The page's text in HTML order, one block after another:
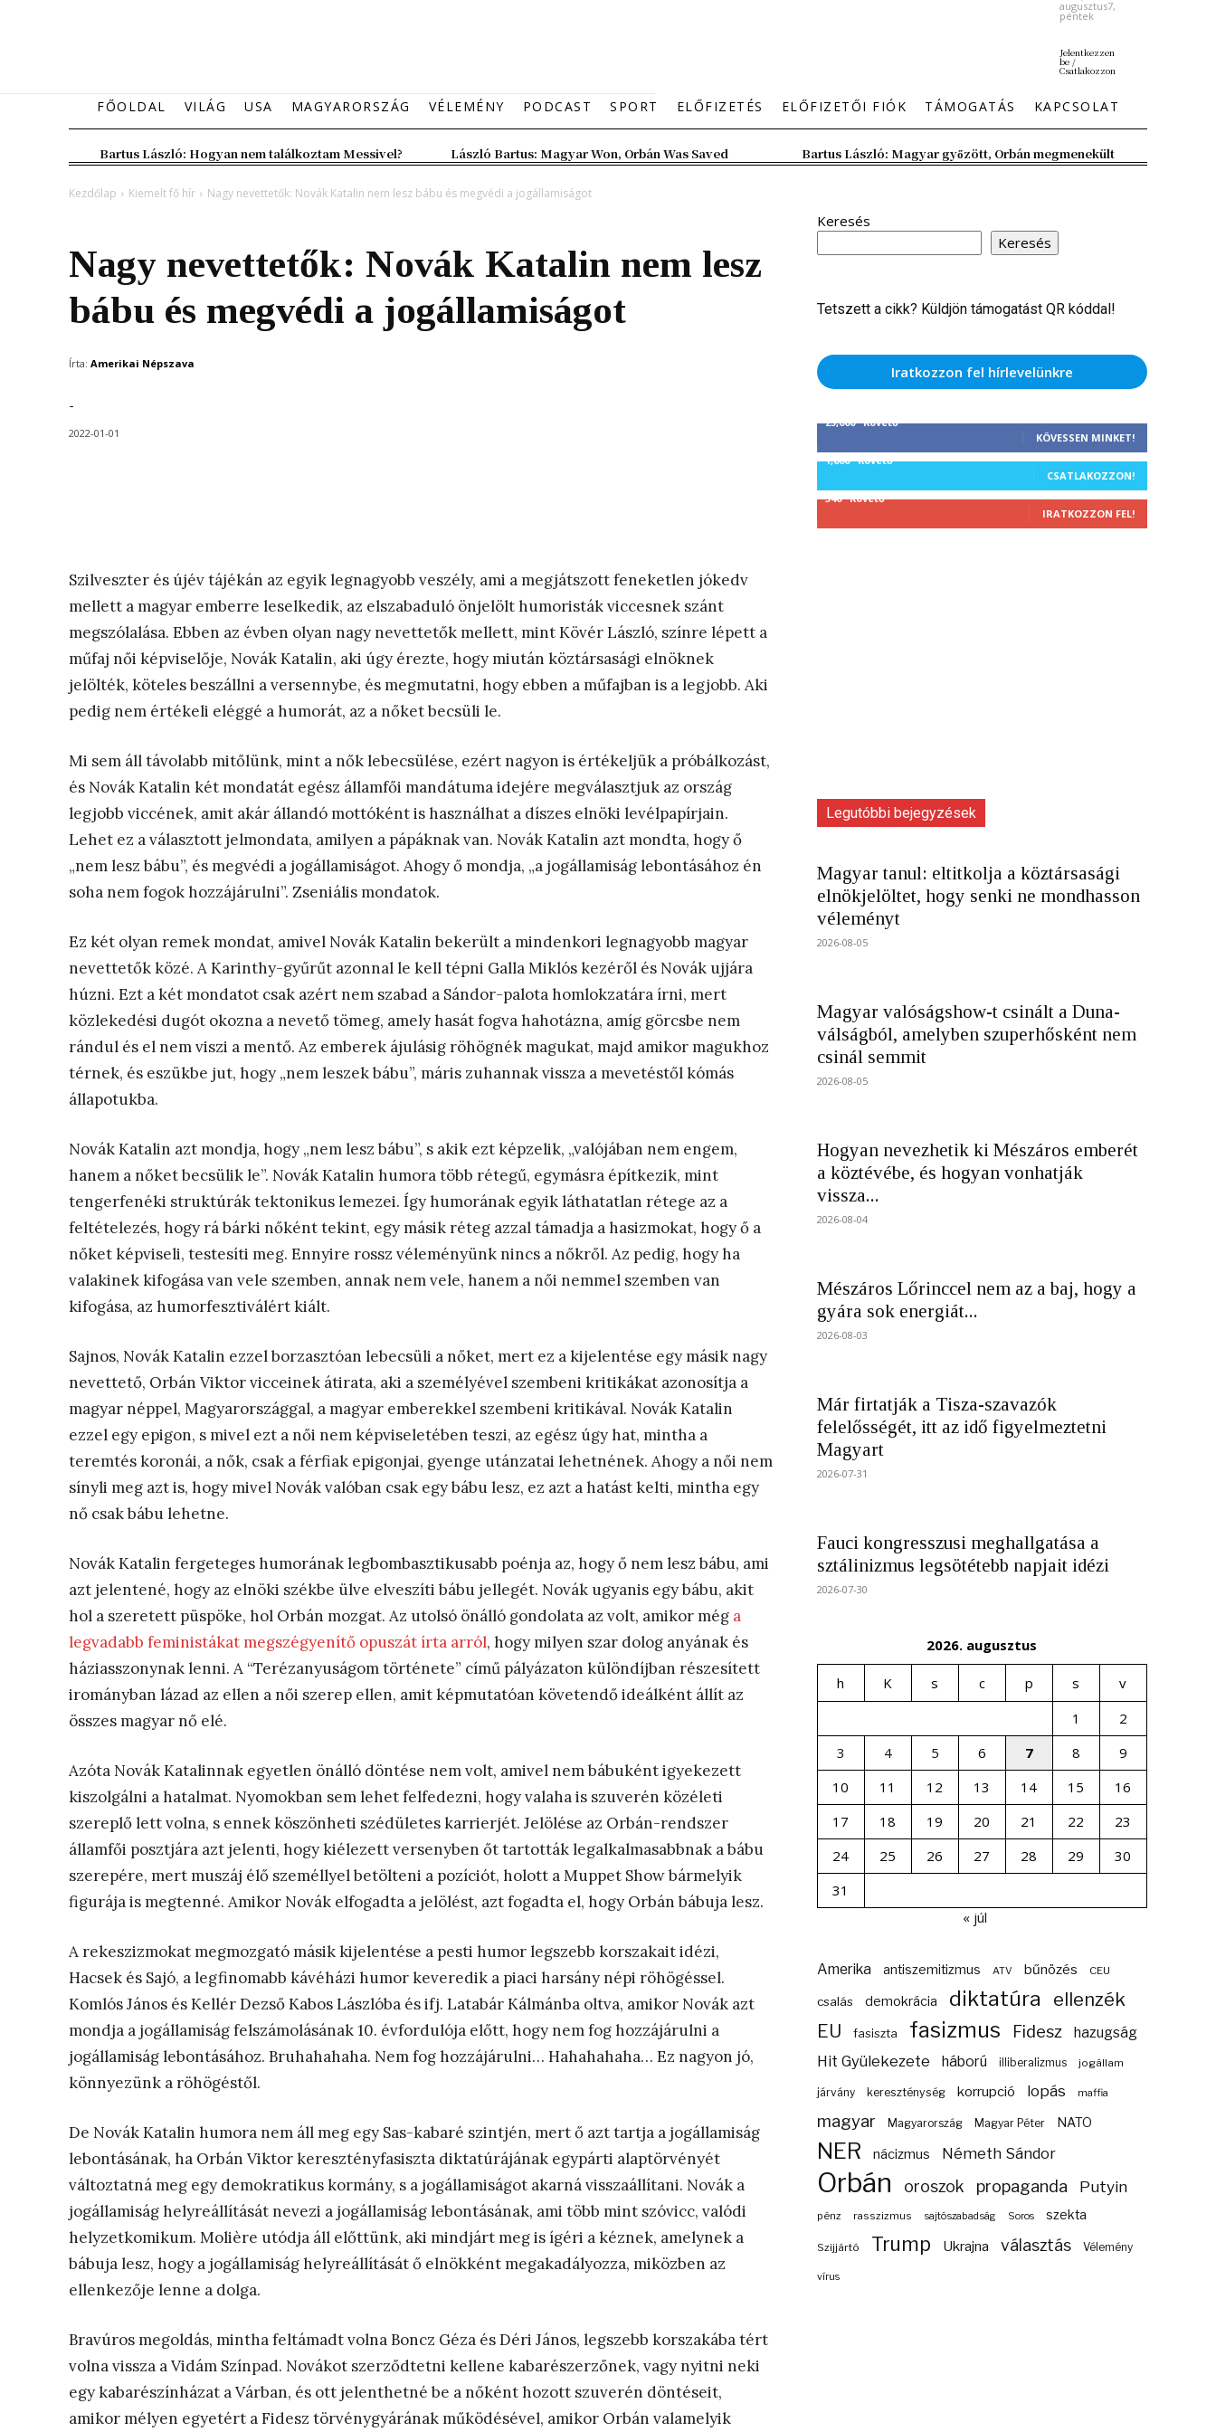
augusztus7,
péntek
Jelentkezzen
be /
Csatlakozzon
FŐOLDAL VILÁG USA MAGYARORSZÁG VÉLEMÉNY PODCAST SPORT ELŐFIZETÉS ELŐFIZETŐI FIÓK TÁMOGATÁS KAPCSOLAT
Bartus László: Hogyan nem találkoztam Messivel? László Bartus: Magyar Won, Orbán Was Saved Bartus László: Magyar győzött, Orbán megmenekült
Kezdőlap Kiemelt fő hír Nagy nevettetők: Novák Katalin nem lesz bábu és megvédi a jogállamiságot
Nagy nevettetők: Novák Katalin nem lesz
bábu és megvédi a jogállamiságot
Írta: Amerikai Népszava
-
2022-01-01
Szilveszter és újév tájékán az egyik legnagyobb veszély, ami a megjátszott feneketlen jókedv
mellett a magyar emberre leselkedik, az elszabaduló önjelölt humoristák viccesnek szánt
megszólalása. Ebben az évben olyan nagy nevettetők mellett, mint Kövér László, színre lépett a
műfaj női képviselője, Novák Katalin, aki úgy érezte, hogy miután köztársasági elnöknek
jelölték, köteles beszállni a versennybe, és megmutatni, hogy ebben a műfajban is a legjobb. Aki
pedig nem értékeli eléggé a humorát, az a nőket becsüli le.
Mi sem áll távolabb mitőlünk, mint a nők lebecsülése, ezért nagyon is értékeljük a próbálkozást,
és Novák Katalin két mondatát egész államfői mandátuma idejére megválasztjuk az ország
legjobb viccének, amit akár állandó mottóként is használhat a díszes elnöki levélpapírjain.
Lehet ez a választott jelmondata, amilyen a pápáknak van. Novák Katalin azt mondta, hogy ő
„nem lesz bábu”, és megvédi a jogállamiságot. Ahogy ő mondja, „a jogállamiság lebontásához én
soha nem fogok hozzájárulni”. Zseniális mondatok.
Ez két olyan remek mondat, amivel Novák Katalin bekerült a mindenkori legnagyobb magyar
nevettetők közé. A Karinthy-gyűrűt azonnal le kell tépni Galla Miklós kezéről és Novák ujjára
húzni. Ezt a két mondatot csak azért nem szabad a Sándor-palota homlokzatára írni, mert
közlekedési dugót okozna a nevető tömeg, amely hasát fogva hahotázna, amíg görcsbe nem
rándul és el nem viszi a mentő. Az emberek ájulásig röhögnék magukat, majd amikor magukhoz
térnek, és eszükbe jut, hogy „nem leszek bábu”, máris zuhannak vissza a mevetéstől kómás
állapotukba.
Novák Katalin azt mondja, hogy „nem lesz bábu”, s akik ezt képzelik, „valójában nem engem,
hanem a nőket becsülik le”. Novák Katalin humora több rétegű, egymásra építkezik, mint
tengerfenéki struktúrák tektonikus lemezei. Így humorának egyik láthatatlan rétege az a
feltételezés, hogy rá bárki nőként tekint, egy másik réteg azzal támadja a hasizmokat, hogy ő a
nőket képviseli, testesíti meg. Ennyire rossz véleményünk nincs a nőkről. Az pedig, hogy ha
valakinek kifogása van vele szemben, annak nem vele, hanem a női nemmel szemben van
kifogása, az humorfesztiválért kiált.
Sajnos, Novák Katalin ezzel borzasztóan lebecsüli a nőket, mert ez a kijelentése egy másik nagy
nevettető, Orbán Viktor vicceinek átirata, aki a személyével szembeni kritikákat azonosítja a
magyar néppel, Magyarországgal, a magyar emberekkel szembeni kritikával. Novák Katalin
ezzel egy epigon, s mivel ezt a női nem képviseletében teszi, az egész úgy hat, mintha a
teremtés koronái, a nők, csak a férfiak epigonjai, gyenge utánzatai lehetnének. Ahogy a női nem
sínyli meg azt is, hogy mivel Novák valóban csak egy bábu lesz, ez azt a hatást kelti, mintha egy
nő csak bábu lehetne.
Novák Katalin fergeteges humorának legbombasztikusabb poénja az, hogy ő nem lesz bábu, ami
azt jelentené, hogy az elnöki székbe ülve elveszíti bábu jellegét. Novák ugyanis egy bábu, akit
hol a szeretett püspöke, hol Orbán mozgat. Az utolsó önálló gondolata az volt, amikor még a
legvadabb feministákat megszégyenítő opuszát írta arról, hogy milyen szar dolog anyának és
háziasszonynak lenni. A “Terézanyuságom története” című pályázaton különdíjban részesített
irományban lázad az ellen a női szerep ellen, amit képmutatóan követendő ideálként állít az
összes magyar nő elé.
Azóta Novák Katalinnak egyetlen önálló döntése nem volt, amivel nem bábuként igyekezett
kiszolgálni a hatalmat. Nyomokban sem lehet felfedezni, hogy valaha is szuverén közéleti
szereplő lett volna, s ennek köszönheti szédületes karrierjét. Jelölése az Orbán-rendszer
államfői posztjára azt jelenti, hogy kiélezett versenyben őt tartották legalkalmasabbnak a bábu
szerepére, mert muszáj élő személlyel betölteni a pozíciót, holott a Muppet Show bármelyik
figurája is megtenné. Amikor Novák elfogadta a jelölést, azt fogadta el, hogy Orbán bábuja lesz.
A rekeszizmokat megmozgató másik kijelentése a pesti humor legszebb korszakait idézi,
Hacsek és Sajó, a legfinomabb kávéházi humor keveredik a piaci harsány népi röhögéssel.
Komlós János és Kellér Dezső Kabos Lászlóba és ifj. Latabár Kálmánba oltva, amikor Novák azt
mondja a jogállamiság felszámolásának 10. évfordulója előtt, hogy nem fog hozzájárulni a
jogállamiság lebontásához. Bruhahahaha. Nem fog hozzájárulni… Hahahahaha… Ez nagyon jó,
könnyezünk a röhögéstől.
De Novák Katalin humora nem áll meg egy Sas-kabaré szintjén, mert ő azt tartja a jogállamiság
lebontásának, ha Orbán Viktor keresztényfasiszta diktatúrájának egypárti alaptörvényét
változtatná meg egy demokratikus kormány, s a jogállamiságot akarná visszaállítani. Novák a
jogállamiság helyreállítását nevezi a jogállamiság lebontásának, ami több mint szóvicc, valódi
helyzetkomikum. Molière utódja áll előttünk, aki mindjárt meg is ígéri a kéznek, amelynek a
bábuja lesz, hogy a jogállamiság helyreállítását ő elnökként megakadályozza, miközben az
ellenkezője lenne a dolga.
Bravúros megoldás, mintha feltámadt volna Boncz Géza és Déri János, legszebb korszakába tért
volna vissza a Vidám Színpad. Novákot szerződtetni kellene kabarészerzőnek, vagy nyitni neki
egy kabarészínházat a Várban, és ott jelenthetné be a nőként hozott szuverén döntéseit,
amikor mélyen egyetért a Fidesz törvénygyárának működésével, amikor Orbán valamelyik
Keresés
Keresés
Tetszett a cikk? Küldjön támogatást QR kóddal!
Iratkozzon fel hírlevelünkre
25,000 Követő
KÖVESSEN MINKET!
1,000 Követő
CSATLAKOZZON!
340 Követő
IRATKOZZON FEL!
Legutóbbi bejegyzések
Magyar tanul: eltitkolja a köztársasági
elnökjelöltet, hogy senki ne mondhasson
véleményt
2026-08-05
Magyar valóságshow-t csinált a Duna-
válságból, amelyben szuperhősként nem
csinál semmit
2026-08-05
Hogyan nevezhetik ki Mészáros emberét
a köztévébe, és hogyan vonhatják
vissza...
2026-08-04
Mészáros Lőrinccel nem az a baj, hogy a
gyára sok energiát...
2026-08-03
Már firtatják a Tisza-szavazók
felelősségét, itt az idő figyelmeztetni
Magyart
2026-07-31
Fauci kongresszusi meghallgatása a
sztálinizmus legsötétebb napjait idézi
2026-07-30
2026. augusztus
h K s c p s
v
1
2
3
4 5 6 7 8
9
10
11 12 13 14 15
16
17
18 19 20 21 22
23
24
25 26 27 28 29
30
31
« júl
Amerika antiszemitizmus ATV bűnözés CEU
csalás demokrácia diktatúra ellenzék
EU fasiszta fasizmus Fidesz hazugság
Hit Gyülekezete háború illiberalizmus jogállam
járvány kereszténység korrupció lopás maffia
magyar Magyarország Magyar Péter NATO
NER nácizmus Németh Sándor
Orbán oroszok propaganda Putyin
pénz rasszizmus sajtószabadság Soros szekta
Szijjártó Trump Ukrajna választás Vélemény
vírus